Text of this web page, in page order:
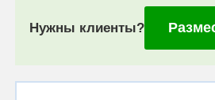
Нужны клиенты?